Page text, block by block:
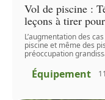
Vol de piscine :
leçons à tirer
L’augmentation des
piscine et même des
préoccupation
Équipement